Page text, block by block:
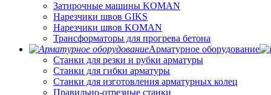
Затирочные машины KOMAN
Нарезчики швов GIKS
Нарезчики швов KOMAN
Трансформаторы для прогрева бетона
Арматурное оборудование
Станки для резки и рубки арматуры
Станки для гибки арматуры
Станки для изготовления арматурных колец
Правильно-отрезные станки